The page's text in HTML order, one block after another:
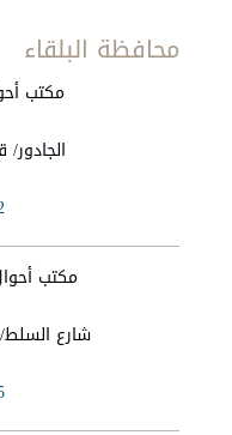
محافظة البلقاء
ارقام
مكتب
مكتب
شارع السلط/